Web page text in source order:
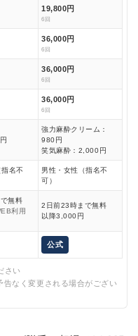
19,800円
6回
36,000円
6回
36,000円
6回
36,000円
6回
強力麻酔クリーム：
980円
笑気麻酔：2,000円
名不
男性・女性（指名不
可）
無料
利用
2日前23時まで無料
以降3,000円
公式
さい
なく変更される場合がござい